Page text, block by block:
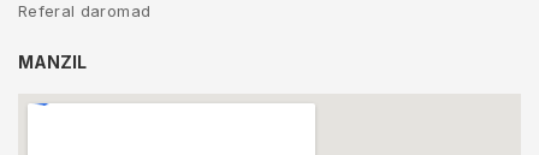
Referal daromad
MANZIL